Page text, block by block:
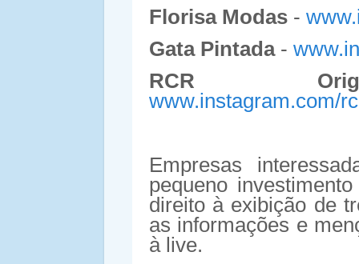
Florisa Modas -
Gata Pintada-
RCR
www.instagram.com/
Empresas
pequeno
direito à exibição de
as informações e
à live.